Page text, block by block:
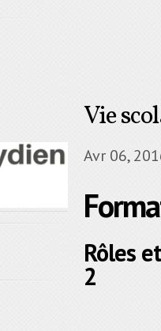
Vie
Avr 06,
Rôles
2